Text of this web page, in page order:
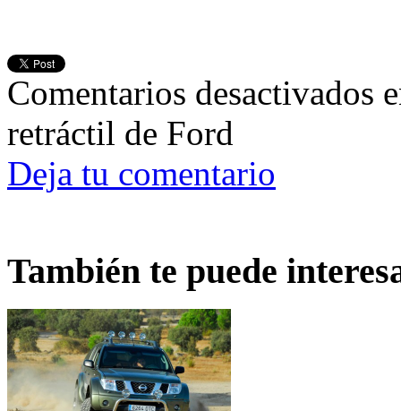
Comentarios desactivados
retráctil de Ford
Deja tu comentario
También te puede